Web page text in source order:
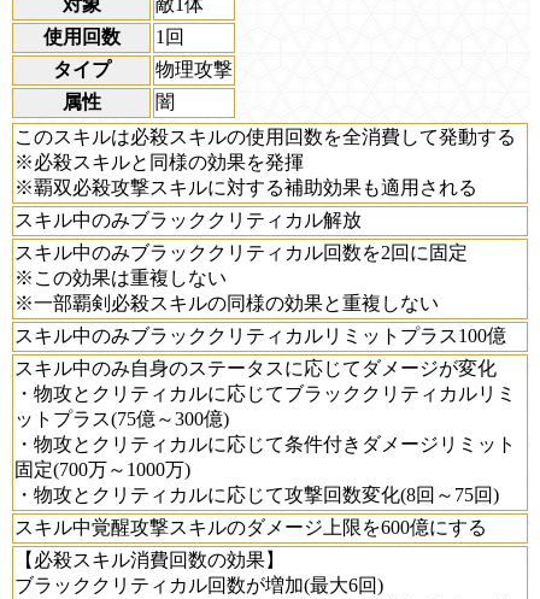
対象
敵1体
使用回数
1回
タイプ
物理攻撃
属性
闇
このスキルは必殺スキルの使用回数を全消費して発動する
※必殺スキルと同様の効果を発揮
※覇双必殺攻撃スキルに対する補助効果も適用される
スキル中のみブラッククリティカル解放
スキル中のみブラッククリティカル回数を2回に固定
※この効果は重複しない
※一部覇剣必殺スキルの同様の効果と重複しない
スキル中のみブラッククリティカルリミットプラス100億
スキル中のみ自身のステータスに応じてダメージが変化
・物攻とクリティカルに応じてブラッククリティカルリミ
ットプラス(75億～300億)
・物攻とクリティカルに応じて条件付きダメージリミット
固定(700万～1000万)
・物攻とクリティカルに応じて攻撃回数変化(8回～75回)
スキル中覚醒攻撃スキルのダメージ上限を600億にする
【必殺スキル消費回数の効果】
ブラッククリティカル回数が増加(最大6回)